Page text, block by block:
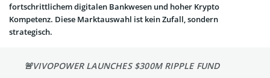
fortschrittlichem digitalen Bankwesen und hoher Krypto
Kompetenz. Diese Marktauswahl ist kein Zufall, sondern
strategisch.
🚨VIVOPOWER LAUNCHES $300M RIPPLE FUND